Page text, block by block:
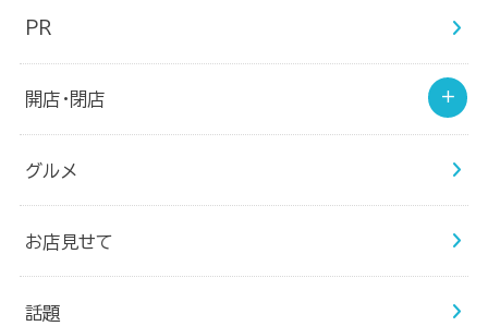
PR
開店・閉店
グルメ
お店見せて
話題